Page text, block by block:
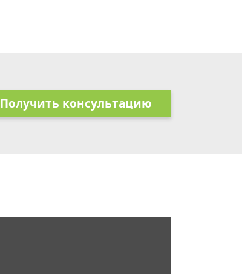
Получить консультацию